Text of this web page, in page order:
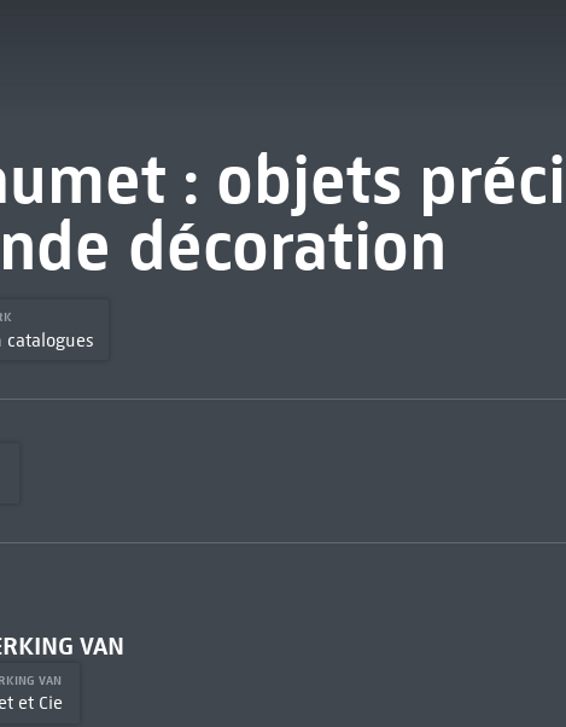
: objets
décoration
catalogues
VAN
VAN
et Cie